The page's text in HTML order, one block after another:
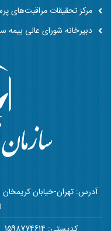
آدرس: تهران-خیابان
مرکز تحقیقات مراقبت‌های
دبیرخانه شورای عالی بیمه